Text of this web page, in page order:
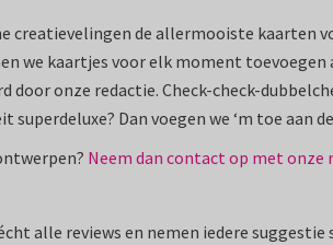
creatievelingen de allermooiste kaarten
we kaartjes voor elk moment toevoegen
onze redactie. Check-check-
Dan voegen we ‘m toe aan
Neem dan contact op met onze
alle reviews en nemen iedere suggestie